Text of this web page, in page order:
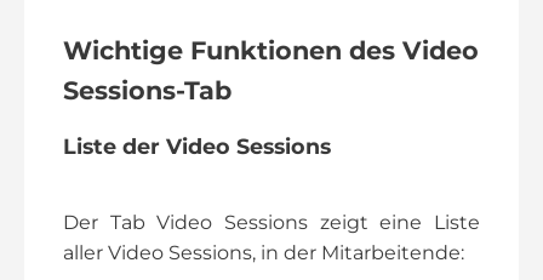
Wichtige Funktionen des Video
Sessions-Tab
Liste der Video Sessions
Der Tab Video Sessions zeigt eine Liste
aller Video Sessions, in der Mitarbeitende: